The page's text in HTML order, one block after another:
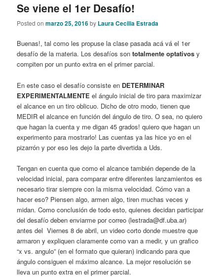
Se viene el 1er Desafío!
Posted onmarzo 25, 2016by Laura Cecilia Estrada
Buenas!,tal como les propuse la clase pasada acá vá el 1er
desafío de la materia. Los desafíos sontotalmente optativos y
compiten por un punto extra en el primer parcial.
En este caso el desafío consiste en DETERMINAR
EXPERIMENTALMENTE el ángulo inicial de tiro para maximizar
el alcance en un tiro oblicuo. Dicho de otro modo, tienen que
MEDIR el alcance en función del ángulo de tiro. O sea, no quiero
que hagan la cuenta y me digan 45 grados! quiero que hagan un
experimento para mostrarlo! Las cuentas ya las hice yo en el
pizarrón y por eso les dejo la parte divertida a Uds.
Tengan en cuenta que como el alcance también depende de la
velocidad inicial, para comparar entre diferentes lanzamientos es
necesario tirar siempre con la misma velocidad. Cómo van a
hacer eso? Piensen algo, armen algo, tiren muchas veces y
midan. Como conclusión de todo esto, quienes decidan participar
del desafío deben enviarme por correo (lestrada@df.uba.ar)
antes del Viernes 8 de abril, un video corto donde muestre que
armaron y expliquen claramente como van a medir, y un grafico
“x vs. angulo” (en el formato que quieran) indicando para que
ángulo consiguen el máximo alcance. La mejor resolución se
lleva un punto extra en el primer parcial.